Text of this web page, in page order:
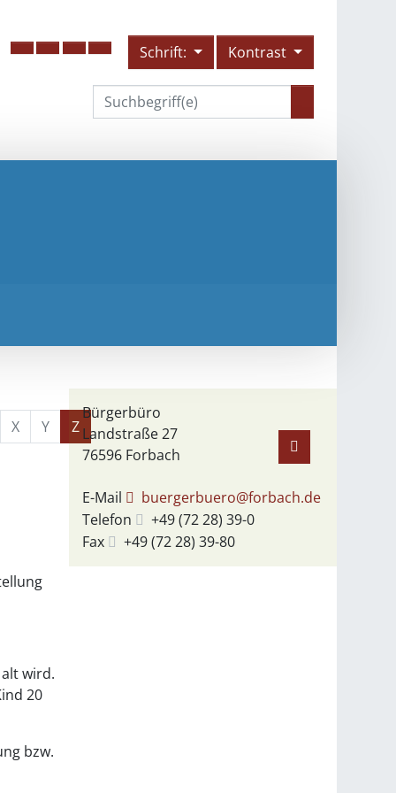
Schrift: Kontrast
X Y Z
wird.
20
bzw.
Bürgerbüro
Landstraße 27
76596 Forbach
E-Mail
buergerbuero@forbach.de
Telefon
+49 (7228) 39-0
Fax
+49 (7228) 39-80